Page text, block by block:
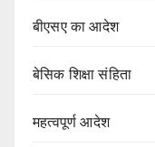
बीएसए का आदेश
बेसिक शिक्षा संहिता
महत्वपूर्ण आदेश